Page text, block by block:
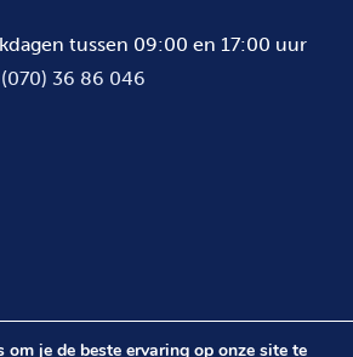
tussen 09:00 en 17:00 uur
(070) 36 86 046
om je de beste ervaring op onze site te